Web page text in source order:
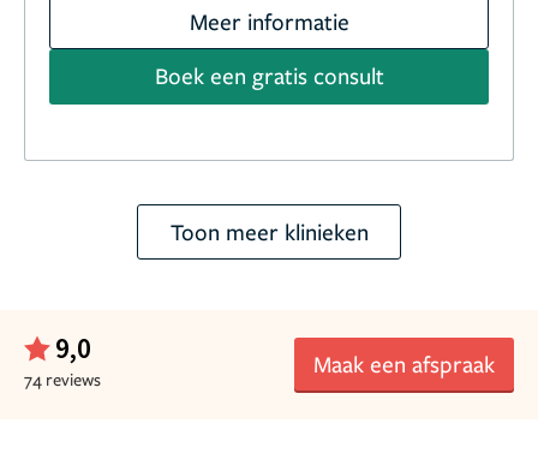
Meer informatie
Boek een gratis consult
Toon meer klinieken
9,0
74 reviews
Maak een afspraak